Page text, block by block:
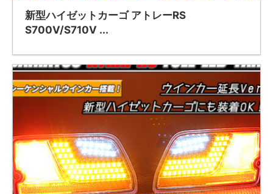
新型ハイゼットカーゴ アトレーRS
S700V/S710V ...